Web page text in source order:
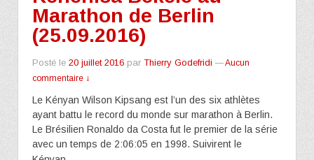
Marathon de Berlin
(25.09.2016)
Posté le 20 juillet 2016 par Thierry Godefridi —Aucun
commentaire ↓
Le Kényan Wilson Kipsang est l’un des six athlètes
ayant battu le record du monde sur marathon à Berlin.
Le Brésilien Ronaldo da Costa fut le premier de la série
avec un temps de 2:06:05 en 1998. Suivirent le